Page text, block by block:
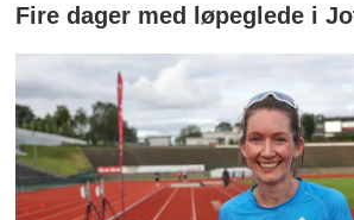
Fire dager med løpeglede i